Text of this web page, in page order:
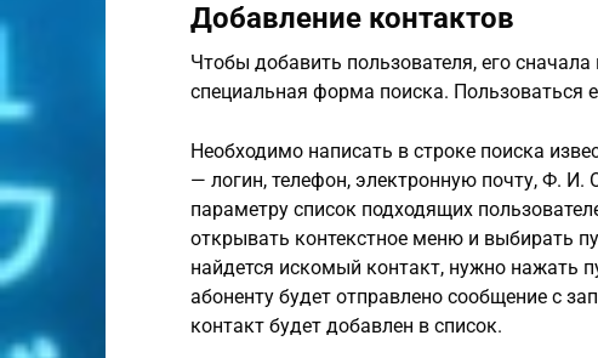
Добавление контактов
Чтобы добавить пользователя, его
специальная форма поиска. Пользоваться
Необходимо написать в строке поиска
— логин, телефон, электронную почту, Ф. И.
параметру список подходящих
открывать контекстное меню и выбирать
найдется искомый контакт, нужно нажать
абоненту будет отправлено сообщение с
контакт будет добавлен в список.